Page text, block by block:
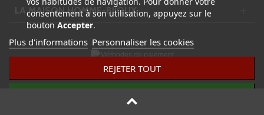
LA MAISON HOMME-BIJOUX
consentement à son utilisation, appuyez sur le
bouton Accepter.
Plus d'informations Personnaliser les cookies
REJETER TOUT
J'ACCEPTE
© 2023 HOMME-BIJOUX.FR - Tous droits réservés | Design by